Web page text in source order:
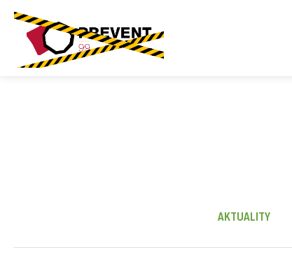
content
AKTUALITY